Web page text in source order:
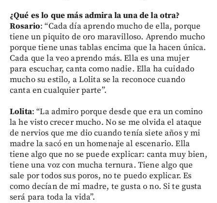
¿Qué es lo que más admira la una de la otra?
Rosario: “Cada día aprendo mucho de ella, porque
tiene un piquito de oro maravilloso. Aprendo mucho
porque tiene unas tablas encima que la hacen única.
Cada que la veo aprendo más. Ella es una mujer
para escuchar, canta como nadie. Ella ha cuidado
mucho su estilo, a Lolita se la reconoce cuando
canta en cualquier parte”.
Lolita: “La admiro porque desde que era un comino
la he visto crecer mucho. No se me olvida el ataque
de nervios que me dio cuando tenía siete años y mi
madre la sacó en un homenaje al escenario. Ella
tiene algo que no se puede explicar: canta muy bien,
tiene una voz con mucha ternura. Tiene algo que
sale por todos sus poros, no te puedo explicar. Es
como decían de mi madre, te gusta o no. Si te gusta
será para toda la vida”.